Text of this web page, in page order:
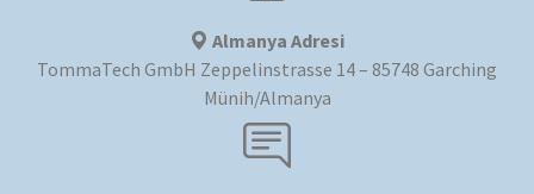
Almanya Adresi
TommaTech GmbH Zeppelinstrasse 14 – 85748 Garching
Münih/Almanya